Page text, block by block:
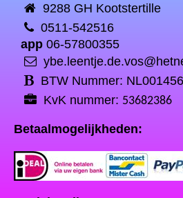
9288 GH Kootstertille
0511-542516
app 06-57800355
BTW Nummer:
KvK nummer: 53682386
Betaalmogelijkheden: